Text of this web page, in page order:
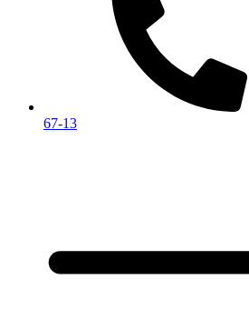
67-13